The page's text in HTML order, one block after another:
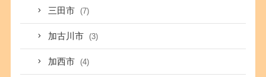
三田市 (7)
加古川市 (3)
加西市 (4)